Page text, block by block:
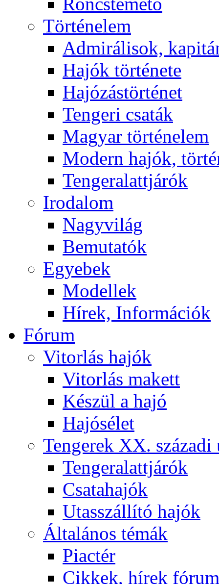
Történelem
Admirálisok,
Hajók története
Hajózástörténet
Tengeri csaták
Magyar történelem
Modern hajók,
Tengeralattjárók
Irodalom
Nagyvilág
Bemutatók
Egyebek
Modellek
Hírek, Információk
Fórum
Vitorlás hajók
Vitorlás makett
Készül a hajó
Hajósélet
Tengerek XX. századi
Tengeralattjárók
Csatahajók
Utasszállító hajók
Általános témák
Piactér
Cikkek, hírek